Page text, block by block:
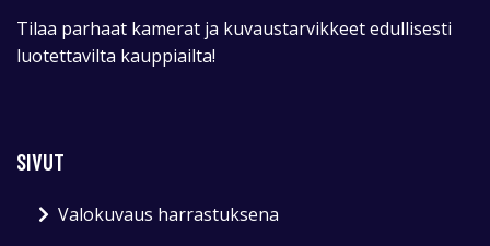
Tilaa parhaat kamerat ja kuvaustarvikkeet edullisesti
luotettavilta kauppiailta!
SIVUT
Valokuvaus harrastuksena